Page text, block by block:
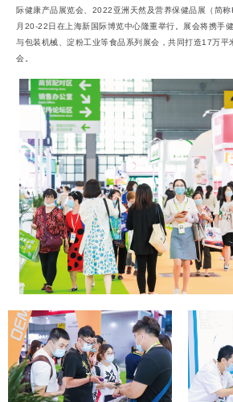
际健康产品展览会、2022亚洲天然及营养保健品展（简
月20-22日在上海新国际博览中心隆重举行。展会将携手
与包装机械、淀粉工业等食品系列展会，共同打造17万平
会。